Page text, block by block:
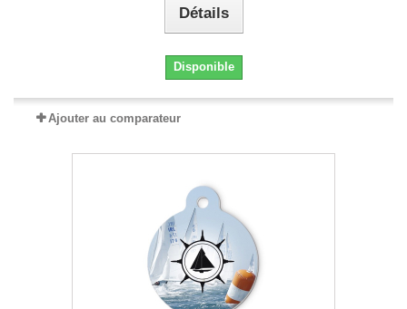
Détails
Disponible
Ajouter au comparateur